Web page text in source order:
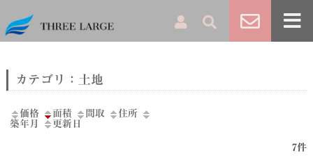
カテゴリ：土地
価格 面積 間取
住所
築年月
更新日
7件